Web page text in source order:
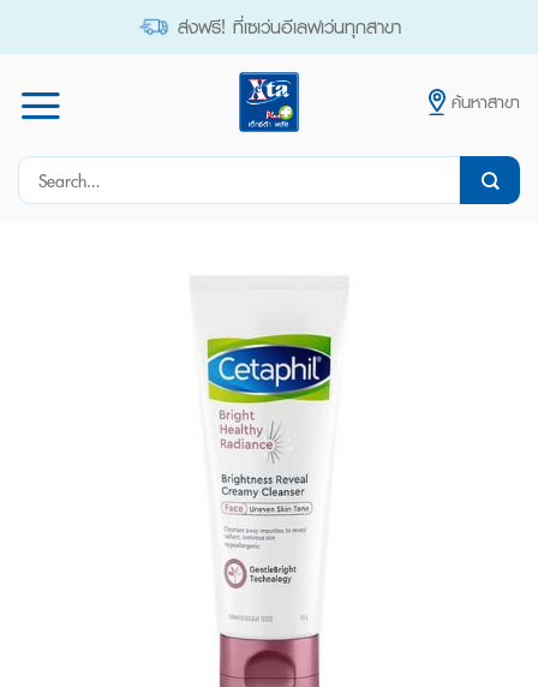
ส่งฟรี! ที่เซเว่นอีเลฟเว่นทุกสาขา
ค้นหาสาขา
Search